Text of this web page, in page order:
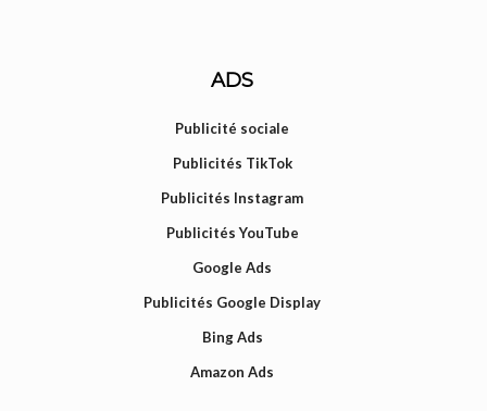
ADS
Publicité sociale
Publicités TikTok
Publicités Instagram
Publicités YouTube
Google Ads
Publicités Google Display
Bing Ads
Amazon Ads